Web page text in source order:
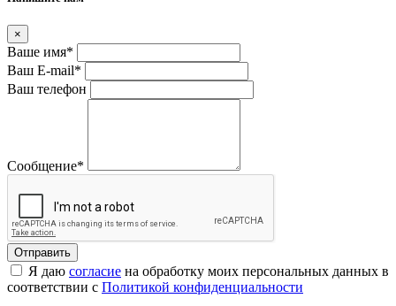
×
Ваше имя*
Ваш E-mail*
Ваш телефон
Сообщение*
Я даю согласие на обработку моих персональных данных в
соответствии с Политикой конфиденциальности